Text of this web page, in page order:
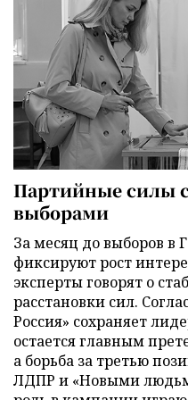
Партийные силы
выборами
За месяц до выборов в
фиксируют рост
эксперты говорят о
расстановки сил.
Россия» сохраняет
остается главным
а борьба за третью
ЛДПР и «Новыми